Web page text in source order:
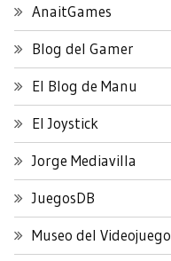
AnaitGames
Blog del Gamer
El Blog de Manu
El Joystick
Jorge Mediavilla
JuegosDB
Museo del Videojuego